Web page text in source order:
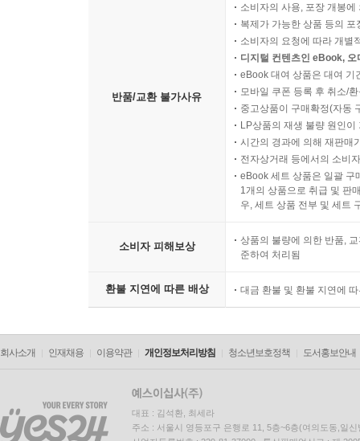
반품/교환 불가사유
소비자의 사용, 포장 개봉
복제가 가능한 상품 등의
소비자의 요청에 따라 개별
디지털 컨텐츠인 eBook,
eBook 대여 상품은 대여 기
모바일 쿠폰 등록 후 취소/
중고상품이 구매확정(자동
LP상품의 재생 불량 원인
시간의 경과에 의해 재판매
전자상거래 등에서의 소비
eBook 세트 상품은 일괄 구
1개의 상품으로 취급 및 판
우, 세트 상품 전부 및 세트
소비자 피해보상
상품의 불량에 의한 반품,
준하여 처리됨
환불 지연에 따른 배상 대금 환불 및 환불 지연에
회사소개 인재채용 이용약관 개인정보처리방침 청소년보호정책 도서홍보안내
대표 : 김석환, 최세라
주소 : 서울시 영등포구 은행로 11, 5층~6층(여의도동,일신